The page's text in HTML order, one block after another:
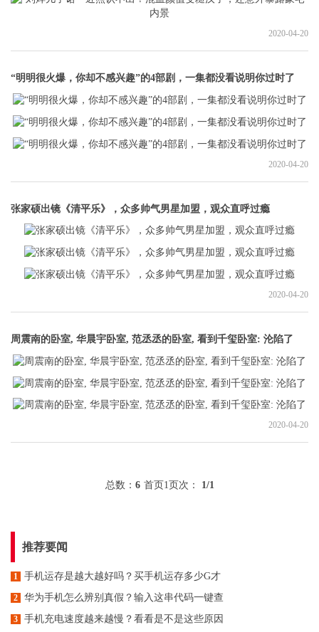
2020-04-20
“明明很火爆，你却不感兴趣”的4部剧，一集都没看说明你过时了
2020-04-20
张家硕出镜《清平乐》，众多帅气男星加盟，观众直呼过瘾
2020-04-20
周震南的卧室, 华晨宇卧室, 范丞丞的卧室, 看到千玺卧室: 沦陷了
2020-04-20
总数： 6 首页1页次： 1/1
推荐要闻
1 手机运存是越大越好吗？买手机运存多少G才
2 华为手机怎么辨别真假？输入这串代码一键查
3 手机充电速度越来越慢？看看是不是这些原因